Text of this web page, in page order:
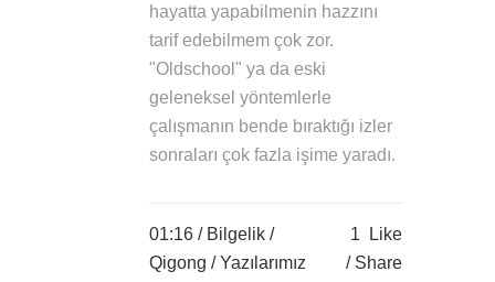
hayatta yapabilmenin hazzını
tarif edebilmem çok zor.
"Oldschool" ya da eski
geleneksel yöntemlerle
çalışmanın bende bıraktığı izler
sonraları çok fazla işime yaradı.
01:16 / Bilgelik /
Qigong /Yazılarımız
1
Like
Share